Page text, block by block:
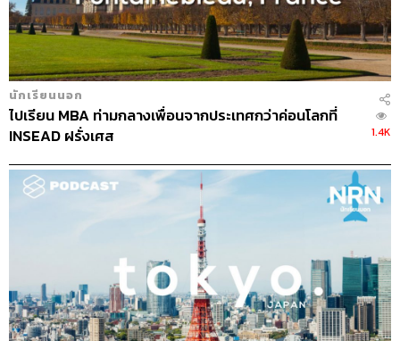
09:37
“เพราะที่ผ่านมาเราอาจไม่ได้ลองอดทนอะไร
เลยมั้ง”
เพราะบ้านโฮสต์บางบ้านใช้เด็ก AFS ซักเสื้อผ้าให้ก็มี
ต้องตักน้ำไกลๆ ก็มี
เด็ก AFS ก็มีนัดเจอกันแลกเปลี่ยนข้อมูลเหมือนกัน
คนไทยที่ไปปารากวัยมีกัน 6 คน
นักเรียนนอก
ไปเรียน MBA ท่ามกลางเพื่อนจากประเทศกว่าค่อนโลกที่
INSEAD ฝรั่งเศส
1.4K